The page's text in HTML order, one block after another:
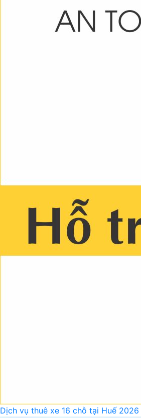
Dịch vụ thuê xe 16 chỗ tại Huế 2026